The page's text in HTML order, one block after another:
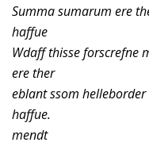
Summa sumarum ere
haffue
Wdaff thisse forscrefne
ere ther
eblant ssom helleborder
mendt